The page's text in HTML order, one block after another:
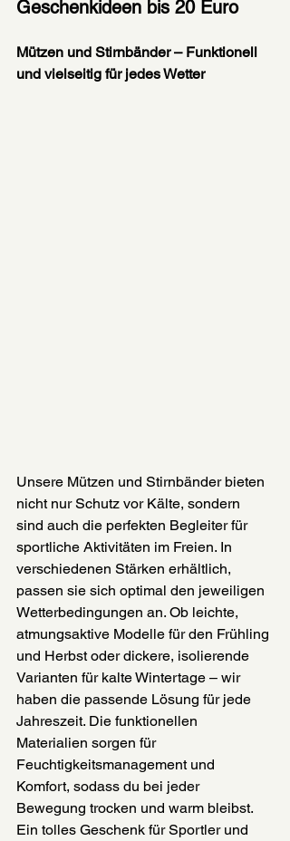
Geschenkideen bis 20 Euro
Mützen und Stirnbänder – Funktionell
und vielseitig für jedes Wetter
Unsere Mützen und Stirnbänder bieten
nicht nur Schutz vor Kälte, sondern
sind auch die perfekten Begleiter für
sportliche Aktivitäten im Freien. In
verschiedenen Stärken erhältlich,
passen sie sich optimal den jeweiligen
Wetterbedingungen an. Ob leichte,
atmungsaktive Modelle für den Frühling
und Herbst oder dickere, isolierende
Varianten für kalte Wintertage – wir
haben die passende Lösung für jede
Jahreszeit. Die funktionellen
Materialien sorgen für
Feuchtigkeitsmanagement und
Komfort, sodass du bei jeder
Bewegung trocken und warm bleibst.
Ein tolles Geschenk für Sportler und